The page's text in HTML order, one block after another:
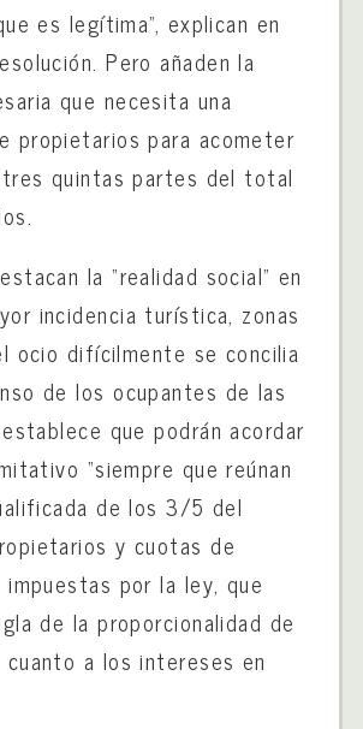
es legítima”, explican en
Pero añaden la
que necesita una
propietarios para acometer
quintas partes del total
la “realidad social” en
incidencia turística, zonas
ocio difícilmente se concilia
de los ocupantes de las
que podrán acordar
“siempre que reúnan
de los 3/5 del
y cuotas de
por la ley, que
de la proporcionalidad de
cuanto a los intereses en